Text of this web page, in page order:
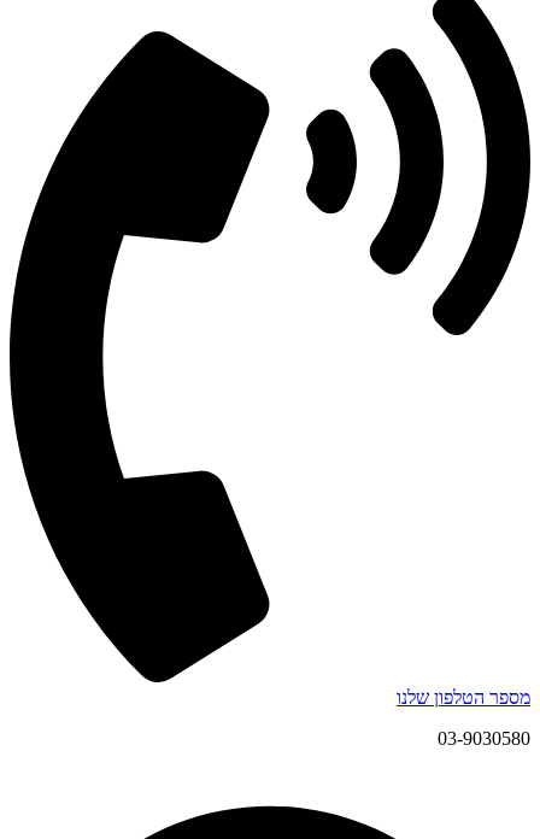
מספר הטלפון שלנו
03-9030580